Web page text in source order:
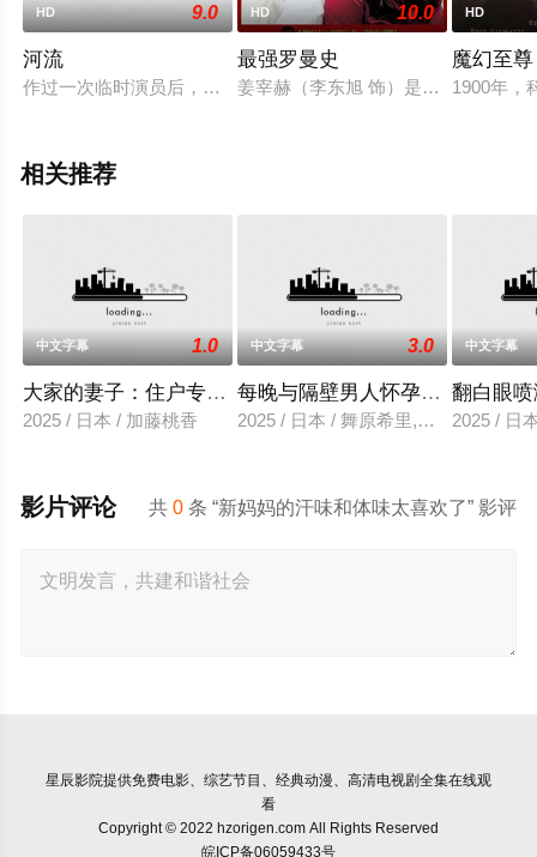
HD 9.0
河流
作过一次临时演员后，小康（李康生）罹患歪脖子的怪病，父
HD 10.0
最强罗曼史
姜宰赫（李东旭 饰）是个帅气的热
HD
魔幻至尊
1900年，
相关推荐
中文字幕 1.0
大家的妻子：住户专用洞口
2025 / 日本 / 加藤桃香
中文字幕 3.0
每晚与隔壁男人怀孕性爱
2025 / 日本 / 舞原希里,佐川金二
中文字幕
翻白眼
2025 / 日
共0 条 “新妈妈的汗味和体味太喜欢了” 影评
影片评论
星辰影院提供免费电影、综艺节目、经典动漫、高清电视剧全集在线观
看
Copyright © 2022 hzorigen.com All Rights Reserved
皖ICP备06059433号